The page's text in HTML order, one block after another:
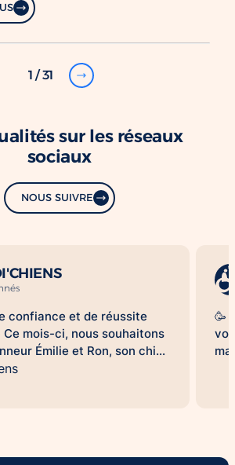
1 / 31
sur les réseaux
sociaux
NOUS SUIVRE
confiance et de réussite
Ce mois-ci, nous souhaitons
Émilie et Ron, son chien
la réussite scolaire
Sa présence
🥳